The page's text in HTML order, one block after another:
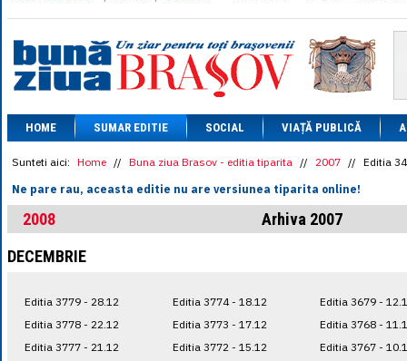
= 5.8304
1 XAU= 464.4611
1 AED= 1.1933
1 AUD= 2.7957
1 BGN= 2.5449
1 CAD= 3.1559
1 CHF= 5.2813
1 CNY= 0.6015
1 DKK= 0.6668
1 EGP= 0.0860
1 HUF= 1.2223
1 MXN= 0.2227
1 NOK= 0.4191
HOME SUMAR EDITIE SOCIAL VIAȚĂ PUBLICĂ
Sunteti aici: Home // Buna ziua Brasov - editia tiparita // 2007 // Editia
Ne pare rau, aceasta editie nu are versiunea tiparita online!
2008
Arhiva 2007
DECEMBRIE
Editia 3779 - 28.12
Editia 3778 - 22.12
Editia 3777 - 21.12
Editia 3774 - 18.12
Editia 3773 - 17.12
Editia 3772 - 15.12
Editia 3679 -
Editia 3768 -
Editia 3767 -